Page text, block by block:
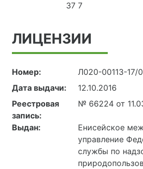
37 7
ЛИЦЕНЗИИ
Номер:
Л020-00113-17/
Дата выдачи:
12.10.2016
Реестровая
запись:
№ 66224 от
Выдан:
Енисейское
управление
службы по